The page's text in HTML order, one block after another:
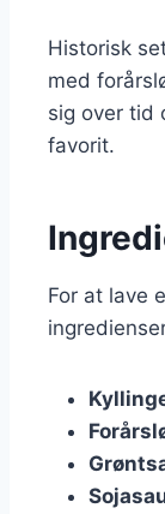
Historisk
med
sig over tid
favorit.
For at lave